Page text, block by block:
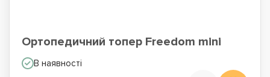
Ортопедичний топер Freedom mini
В наявності